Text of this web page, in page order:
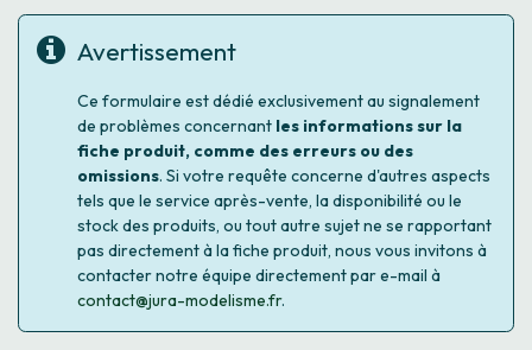
Avertissement
Ce formulaire est dédié exclusivement au signalement
de problèmes concernant les informations sur la
fiche produit, comme des erreurs ou des
omissions. Si votre requête concerne d'autres aspects
tels que le service après-vente, la disponibilité ou le
stock des produits, ou tout autre sujet ne se rapportant
pas directement à la fiche produit, nous vous invitons à
contacter notre équipe directement par e-mail à
contact@jura-modelisme.fr.